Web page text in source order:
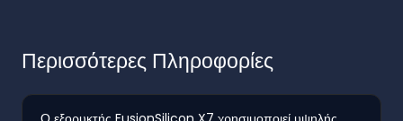
Περισσότερες Πληροφορίες